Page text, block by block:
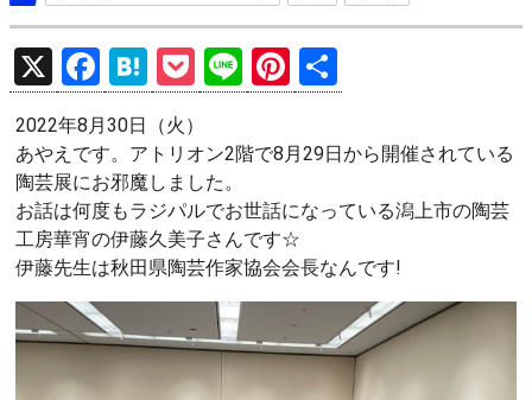
X
F
a
ce
b
o
o
k
H
at
e
n
a
P
o
ck
et
Li
n
e
Pi
nt
er
t
有
2022年8月30日（火）
あやえです。アトリオン2階で8月29日から開催されている
陶芸展にお邪魔しました。
お話は何度もラジパルでお世話になっている潟上市の陶芸
工房華宵の伊藤久美子さんです☆
伊藤先生は秋田県陶芸作家協会会長なんです!